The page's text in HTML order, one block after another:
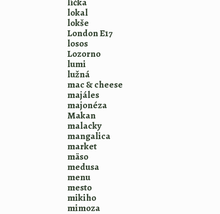
lokal
lokše
London E17
losos
Lozorno
lumi
lužná
mac & cheese
majáles
majonéza
Makan
malacky
mangalica
market
mäso
medusa
menu
mesto
mikiho
mimoza